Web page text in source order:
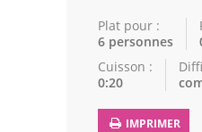
Couscous
Tajines
Viandes
Plat pour :
6 personnes
Cuisson :
0:20
IMPRIMER